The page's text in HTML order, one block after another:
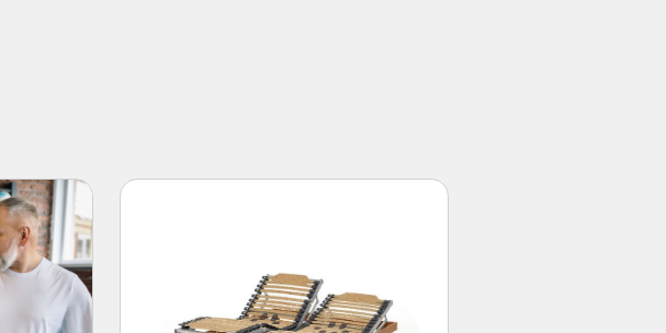
ne suffit pas. Nos techniciens qualifiés se
chez vous pour régler chaque élément selon votre
et vos habitudes. La hauteur des poignées, la
freins, le confort de l'assise : chaque détail
garantir votre sécurité. Ce réglage personnalisé
d'utiliser votre aide technique dès le premier jour